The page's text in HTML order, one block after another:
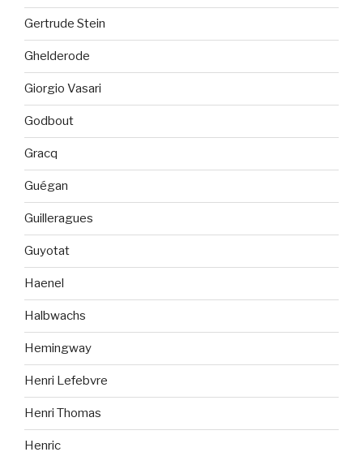
Gertrude Stein
Ghelderode
Giorgio Vasari
Godbout
Gracq
Guégan
Guilleragues
Guyotat
Haenel
Halbwachs
Hemingway
Henri Lefebvre
Henri Thomas
Henric